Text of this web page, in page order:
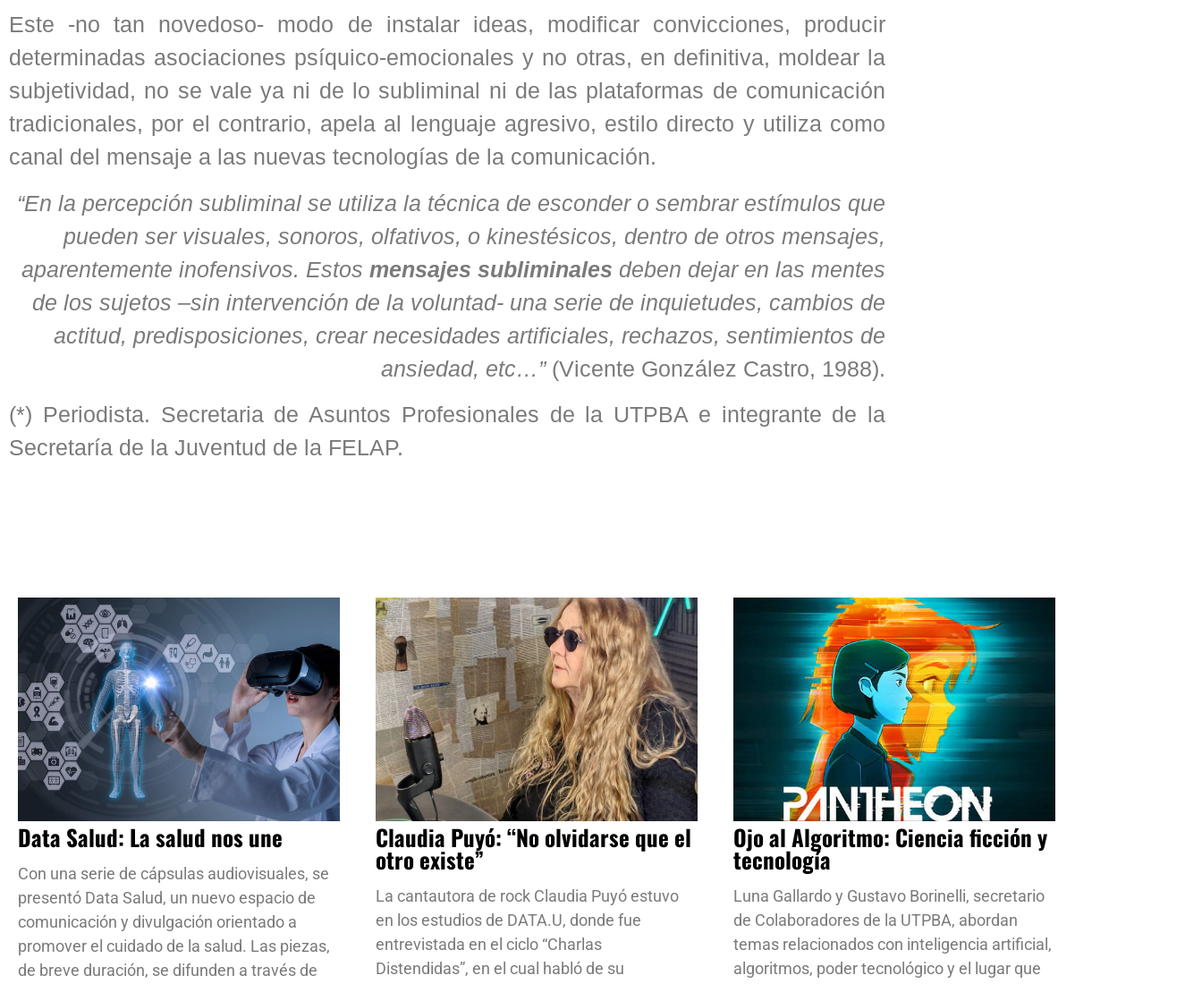
Este -no tan novedoso- modo de instalar ideas, modificar convicciones, producir
determinadas asociaciones psíquico-emocionales y no otras, en definitiva, moldear la
subjetividad, no se vale ya ni de lo subliminal ni de las plataformas de comunicación
tradicionales, por el contrario, apela al lenguaje agresivo, estilo directo y utiliza como
canal del mensaje a las nuevas tecnologías de la comunicación.
“En la percepción subliminal se utiliza la técnica de esconder o sembrar estímulos que
pueden ser visuales, sonoros, olfativos, o kinestésicos, dentro de otros mensajes,
aparentemente inofensivos. Estos mensajes subliminales deben dejar en las mentes
de los sujetos –sin intervención de la voluntad- una serie de inquietudes, cambios de
actitud, predisposiciones, crear necesidades artificiales, rechazos, sentimientos de
ansiedad, etc…”(Vicente González Castro, 1988).
(*) Periodista. Secretaria de Asuntos Profesionales de la UTPBA e integrante de la
Secretaría de la Juventud de la FELAP.
Data Salud: La salud nos une
Con una serie de cápsulas audiovisuales, se
presentó Data Salud, un nuevo espacio de
comunicación y divulgación orientado a
promover el cuidado de la salud. Las piezas,
de breve duración, se difunden a través de
Claudia Puyó: “No olvidarse que el
otro existe”
La cantautora de rock Claudia Puyó estuvo
en los estudios de DATA.U, donde fue
entrevistada en el ciclo “Charlas
Distendidas”, en el cual habló de su
Ojo al Algoritmo: Ciencia ficción y
tecnología
Luna Gallardo y Gustavo Borinelli, secretario
de Colaboradores de la UTPBA, abordan
temas relacionados con inteligencia artificial,
algoritmos, poder tecnológico y el lugar que